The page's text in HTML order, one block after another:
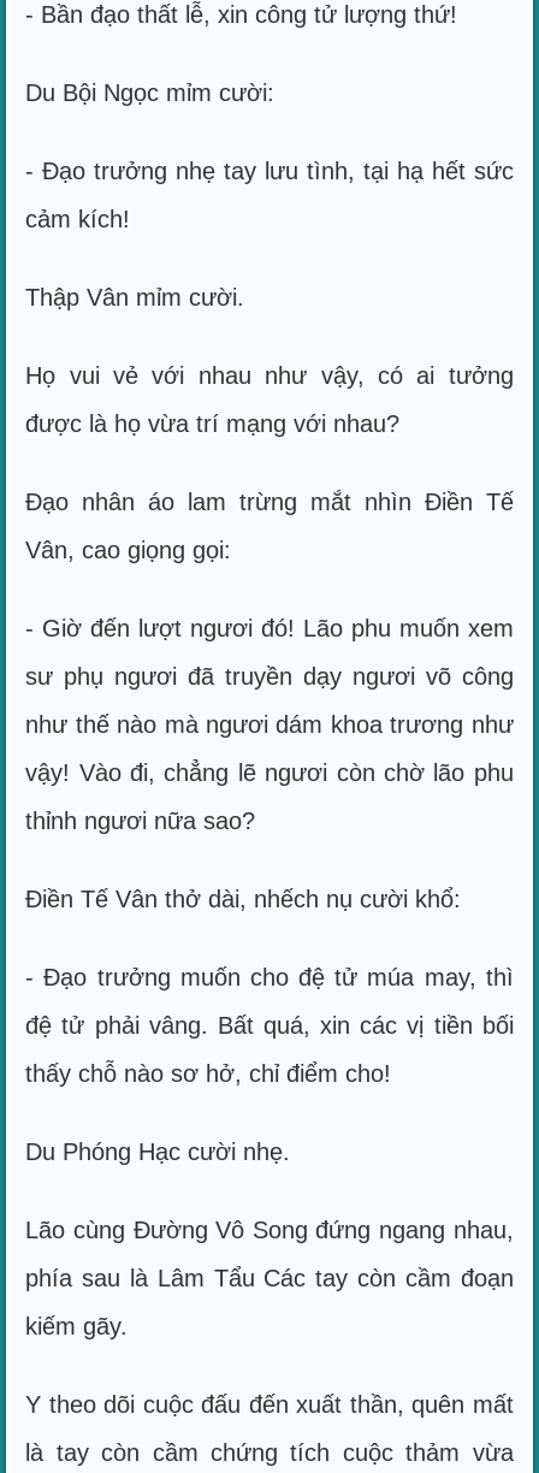
- Bần đạo thất lễ, xin công tử lượng thứ!
Du Bội Ngọc mỉm cười:
- Đạo trưởng nhẹ tay lưu tình, tại hạ hết sức
cảm kích!
Thập Vân mỉm cười.
Họ vui vẻ với nhau như vậy, có ai tưởng
được là họ vừa trí mạng với nhau?
Đạo nhân áo lam trừng mắt nhìn Điền Tế
Vân, cao giọng gọi:
- Giờ đến lượt ngươi đó! Lão phu muốn xem
sư phụ ngươi đã truyền dạy ngươi võ công
như thế nào mà ngươi dám khoa trương như
vậy! Vào đi, chẳng lẽ ngươi còn chờ lão phu
thỉnh ngươi nữa sao?
Điền Tế Vân thở dài, nhếch nụ cười khổ:
- Đạo trưởng muốn cho đệ tử múa may, thì
đệ tử phải vâng. Bất quá, xin các vị tiền bối
thấy chỗ nào sơ hở, chỉ điểm cho!
Du Phóng Hạc cười nhẹ.
Lão cùng Đường Vô Song đứng ngang nhau,
phía sau là Lâm Tẩu Các tay còn cầm đoạn
kiếm gãy.
Y theo dõi cuộc đấu đến xuất thần, quên mất
là tay còn cầm chứng tích cuộc thảm vừa